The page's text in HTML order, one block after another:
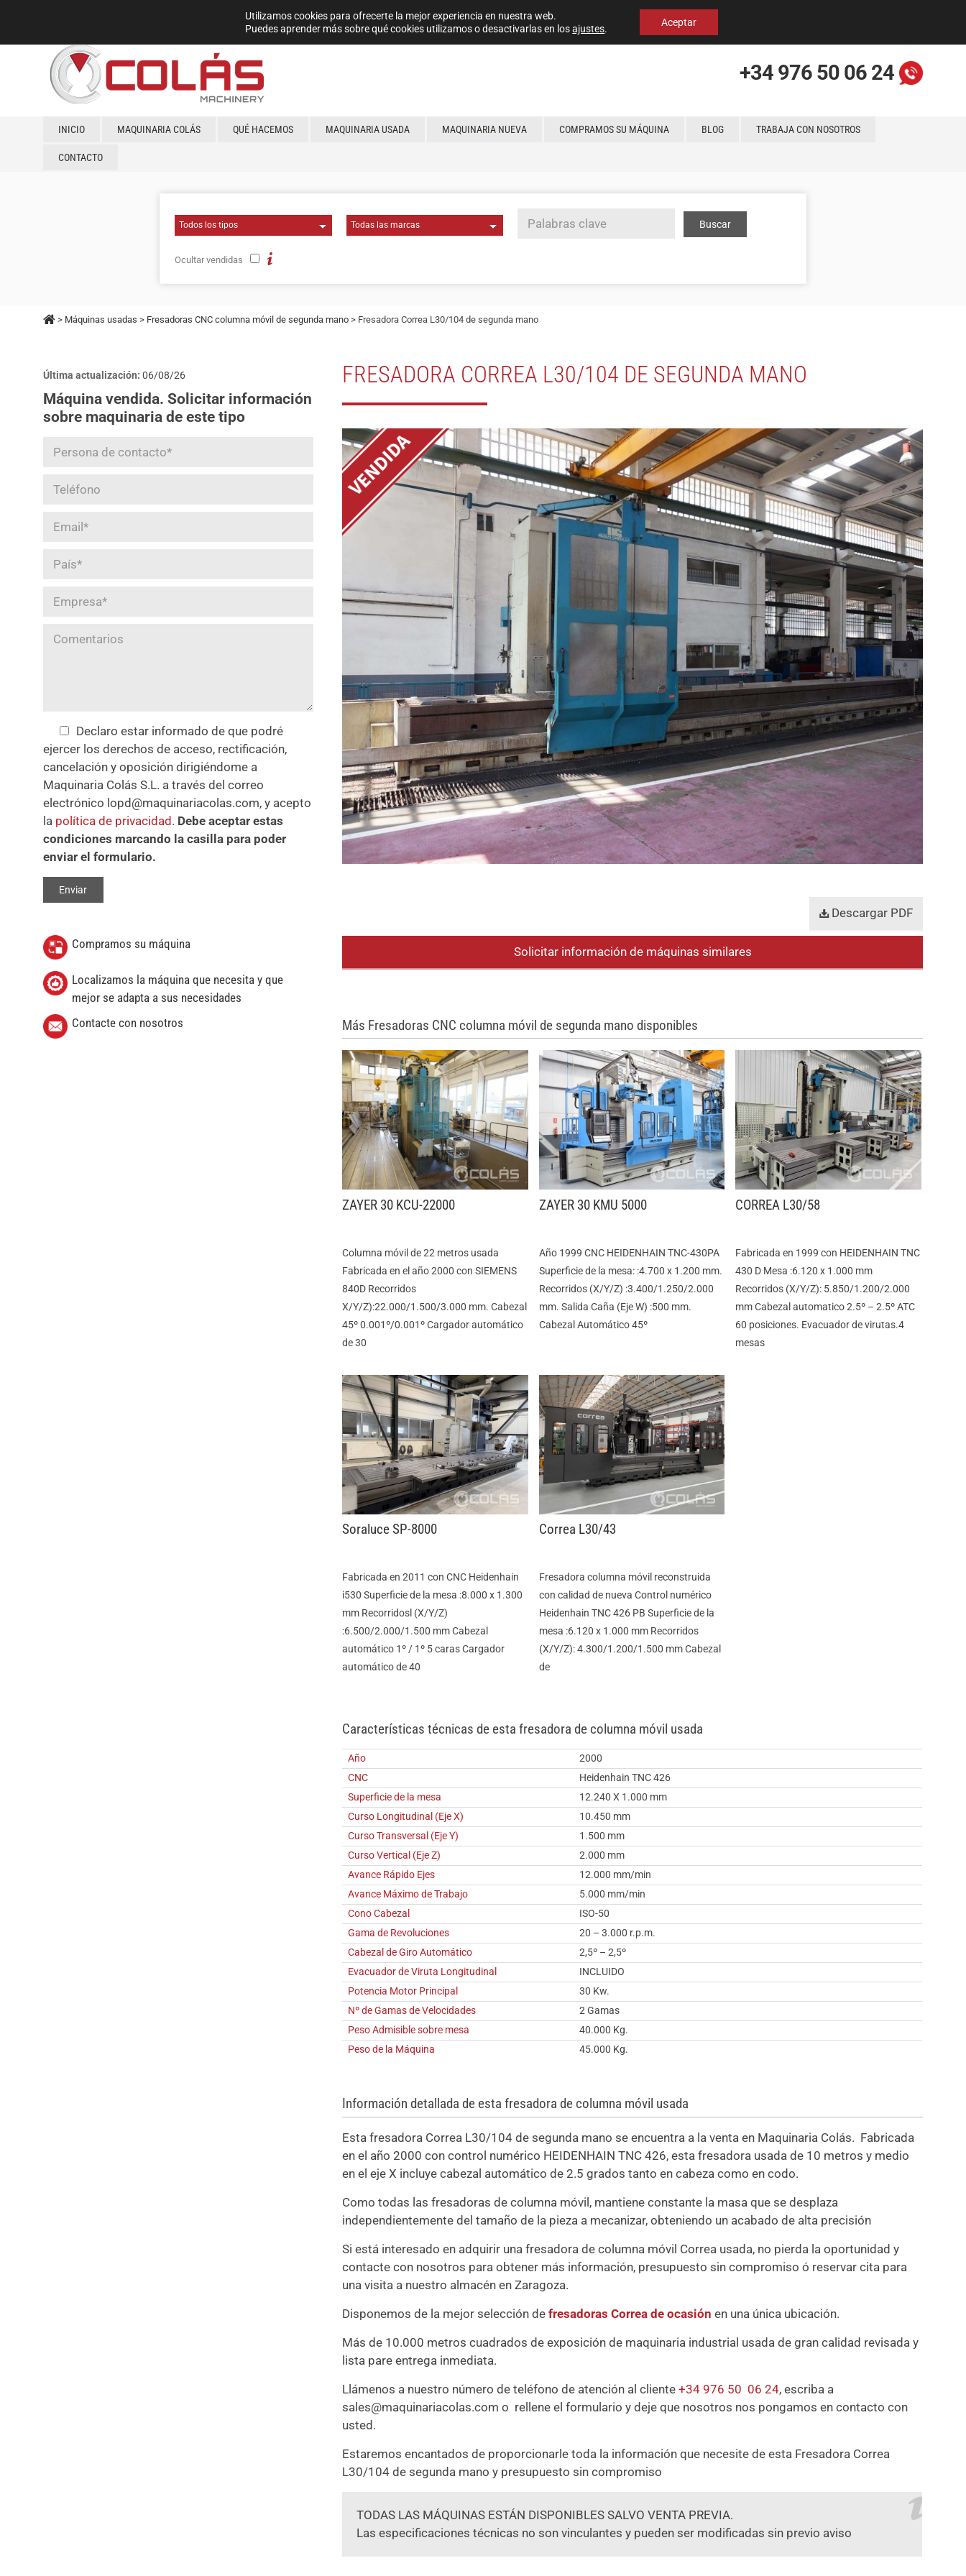
+34 976 50 06 24
INICIO MAQUINARIA COLÁS QUÉ HACEMOS MAQUINARIA USADA MAQUINARIA NUEVA COMPRAMOS SU MÁQUINA BLOG TRABAJA CON NOSOTROS
CONTACTO
Ocultar vendidas
> Máquinas usadas > Fresadoras CNC columna móvil de segunda mano > Fresadora Correa L30/104 de segunda mano
FRESADORA CORREA L30/104 DE SEGUNDA MANO
Descargar PDF
Solicitar información de máquinas similares
Más Fresadoras CNC columna móvil de segunda mano disponibles
ZAYER 30 KCU-22000
Columna móvil de 22 metros usada
Fabricada en el año 2000 con SIEMENS
840D Recorridos
X/Y/Z):22.000/1.500/3.000 mm. Cabezal
45º 0.001º/0.001º Cargador automático
de 30
ZAYER 30 KMU 5000
Año 1999 CNC HEIDENHAIN TNC-430PA
Superficie de la mesa: :4.700 x 1.200 mm.
Recorridos (X/Y/Z) :3.400/1.250/2.000
mm. Salida Caña (Eje W) :500 mm.
Cabezal Automático 45º
CORREA L30/58
Fabricada en 1999 con HEIDENHAIN TNC
430 D Mesa :6.120 x 1.000 mm
Recorridos (X/Y/Z): 5.850/1.200/2.000
mm Cabezal automatico 2.5º – 2.5º ATC
60 posiciones. Evacuador de virutas.4
mesas
Soraluce SP-8000
Fabricada en 2011 con CNC Heidenhain
i530 Superficie de la mesa :8.000 x 1.300
mm Recorridosl (X/Y/Z)
:6.500/2.000/1.500 mm Cabezal
automático 1º / 1º 5 caras Cargador
automático de 40
Correa L30/43
Fresadora columna móvil reconstruida
con calidad de nueva Control numérico
Heidenhain TNC 426 PB Superficie de la
mesa :6.120 x 1.000 mm Recorridos
(X/Y/Z): 4.300/1.200/1.500 mm Cabezal
de
Características técnicas de esta fresadora de columna móvil usada
Año
2000
CNC
Heidenhain TNC 426
Superficie de la mesa
12.240 X 1.000 mm
Curso Longitudinal (Eje X)
10.450 mm
Curso Transversal (Eje Y)
1.500 mm
Curso Vertical (Eje Z)
2.000 mm
Avance Rápido Ejes
12.000 mm/min
Avance Máximo de Trabajo
5.000 mm/min
Cono Cabezal
ISO-50
Gama de Revoluciones
20 – 3.000 r.p.m.
Cabezal de Giro Automático
2,5º – 2,5º
Evacuador de Viruta Longitudinal
INCLUIDO
Potencia Motor Principal
30 Kw.
Nº de Gamas de Velocidades
2 Gamas
Peso Admisible sobre mesa
40.000 Kg.
Peso de la Máquina
45.000 Kg.
Información detallada de esta fresadora de columna móvil usada
Esta fresadora Correa L30/104 de segunda mano se encuentra a la venta en Maquinaria Colás. Fabricada
en el año 2000 con control numérico HEIDENHAIN TNC 426, esta fresadora usada de 10 metros y medio
en el eje X incluye cabezal automático de 2.5 grados tanto en cabeza como en codo.
Como todas las fresadoras de columna móvil, mantiene constante la masa que se desplaza
independientemente del tamaño de la pieza a mecanizar, obteniendo un acabado de alta precisión
Si está interesado en adquirir una fresadora de columna móvil Correa usada, no pierda la oportunidad y
contacte con nosotros para obtener más información, presupuesto sin compromiso ó reservar cita para
una visita a nuestro almacén en Zaragoza.
Disponemos de la mejor selección defresadoras Correa de ocasión en una única ubicación.
Más de 10.000 metros cuadrados de exposición de maquinaria industrial usada de gran calidad revisada y
lista pare entrega inmediata.
Llámenos a nuestro número de teléfono de atención al cliente+34 976 50 06 24, escriba a
sales@maquinariacolas.com o rellene el formulario y deje que nosotros nos pongamos en contacto con
usted.
Estaremos encantados de proporcionarle toda la información que necesite de esta Fresadora Correa
L30/104 de segunda mano y presupuesto sin compromiso
TODAS LAS MÁQUINAS ESTÁN DISPONIBLES SALVO VENTA PREVIA.
Las especificaciones técnicas no son vinculantes y pueden ser modificadas sin previo aviso
Última actualización: 06/08/26
Máquina vendida. Solicitar información
sobre maquinaria de este tipo
Declaro estar informado de que podré
ejercer los derechos de acceso, rectificación,
cancelación y oposición dirigiéndome a
Maquinaria Colás S.L. a través del correo
electrónico lopd@maquinariacolas.com, y acepto
la política de privacidad . Debe aceptar estas
condiciones marcando la casilla para poder
enviar el formulario.
Compramos su máquina
Localizamos la máquina que necesita y que
mejor se adapta a sus necesidades
Contacte con nosotros
Utilizamos cookies para ofrecerte la mejor experiencia en nuestra web.
Puedes aprender más sobre qué cookies utilizamos o desactivarlas en losajustes.
Aceptar